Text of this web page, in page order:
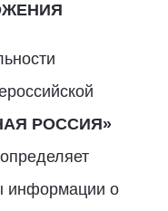
РОССИЯ»
информации о